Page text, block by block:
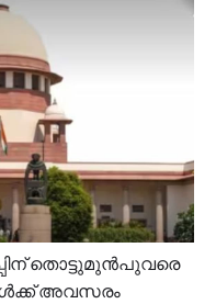
തൊട്ടുമുൻപുവരെ
അവസരം